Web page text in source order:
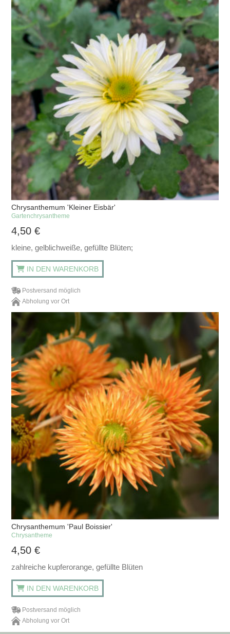
Chrysanthemum 'Kleiner Eisbär'
Gartenchrysantheme
4,50€
kleine, gelblichweiße, gefüllte Blüten;
IN DEN WARENKORB
Postversand möglich
Abholung vor Ort
Chrysanthemum 'Paul Boissier'
Chrysantheme
4,50€
zahlreiche kupferorange, gefüllte Blüten
IN DEN WARENKORB
Postversand möglich
Abholung vor Ort